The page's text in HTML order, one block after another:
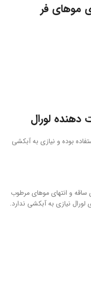
موهای فر
دهنده لورال
بوده و نیازی به آبکشی
ساقه و انتهای موهای مرطوب
نیازی به آبکشی ندارد.